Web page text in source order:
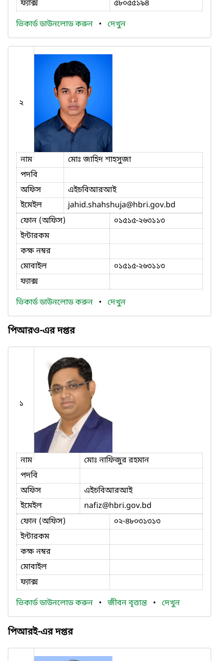
ফ্যাক্স
৫৮০৫৫১৯৪
ভিকার্ড ডাউনলোড করুন • দেখুন
২
নাম
মোঃ জাহিদ শাহসুজা
পদবি
অফিস
এইচবিআরআই
ইমেইল
jahid.shahshuja@hbri.gov.bd
ফোন (অফিস)
০১৫১৫-২৬৩১১৩
ইন্টারকম
কক্ষ নম্বর
মোবাইল
০১৫১৫-২৬৩১১৩
ফ্যাক্স
ভিকার্ড ডাউনলোড করুন • দেখুন
পিআরও-এর দপ্তর
১
নাম
মোঃ নাফিজুর রহমান
পদবি
অফিস
এইচবিআরআই
ইমেইল
nafiz@hbri.gov.bd
ফোন (অফিস)
০২-৪৮০৩১৩১৩
ইন্টারকম
কক্ষ নম্বর
মোবাইল
ফ্যাক্স
ভিকার্ড ডাউনলোড করুন • জীবন বৃত্তান্ত • দেখুন
পিআরই-এর দপ্তর